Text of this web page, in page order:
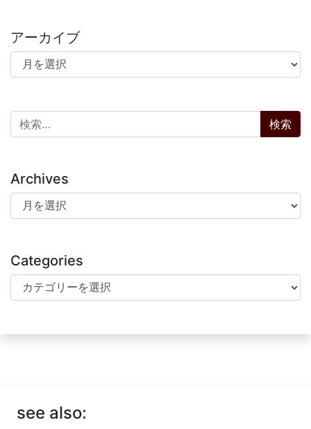
アーカイブ
アーカイブ
検索:
Archives
Archives
Categories
Categories
see also: